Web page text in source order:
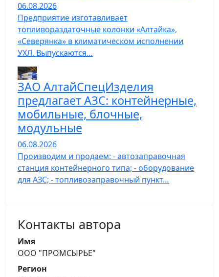
06.08.2026
Предприятие изготавливает
топливораздаточные колонки «Алтайка»,
«Северянка» в климатическом исполнении
УХЛ. Выпускаются…
ЗАО АлтайСпецИзделия
предлагает АЗС: контейнерные,
мобильные, блочные,
модульные
06.08.2026
Производим и продаем: - автозаправочная
станция контейнерного типа; - оборудование
для АЗС; - топливозаправочный пункт…
Контакты автора
Имя
ООО "ПРОМСЫРЬЕ"
Регион